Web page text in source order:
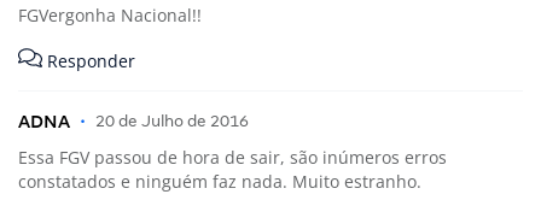
FGVergonha Nacional!!
Responder
ADNA • 20 de Julho de 2016
Essa FGV passou de hora de sair, são inúmeros erros
constatados e ninguém faz nada. Muito estranho.